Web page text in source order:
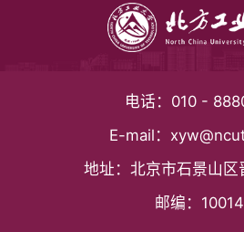
电话： 010 -
E-mail：
地址： 北京市石景山区
邮编：